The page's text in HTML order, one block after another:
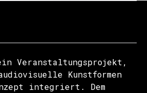
Veranstaltungsprojekt,
Kunstformen
integriert. Dem